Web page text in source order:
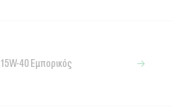
15W-40 Εμπορικός